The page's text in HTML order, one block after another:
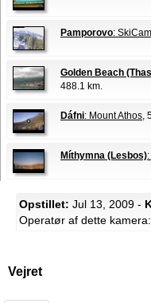
Pamporovo: SkiCam
Golden Beach
488.1 km.
Dáfni: Mount Athos,
Míthymna (Lesbos)
Opstillet: Jul 13, 2009 -
Operatør af dette kamera:
Vejret